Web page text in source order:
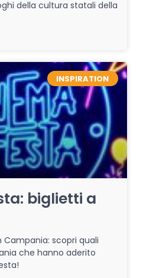
della cultura statali della
INSPIRATION
biglietti a
scopri quali
che hanno aderito